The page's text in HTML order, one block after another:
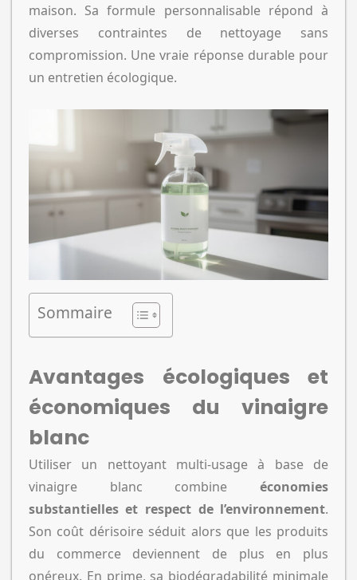
maison. Sa formule personnalisable répond à
diverses contraintes de nettoyage sans
compromission. Une vraie réponse durable pour
un entretien écologique.
Sommaire
Avantages écologiques et
économiques du vinaigre
blanc
Utiliser un nettoyant multi-usage à base de
vinaigre blanc combineéconomies
substantielles et respect de l’environnement.
Son coût dérisoire séduit alors que les produits
du commerce deviennent de plus en plus
onéreux. En prime, sa biodégradabilité minimale